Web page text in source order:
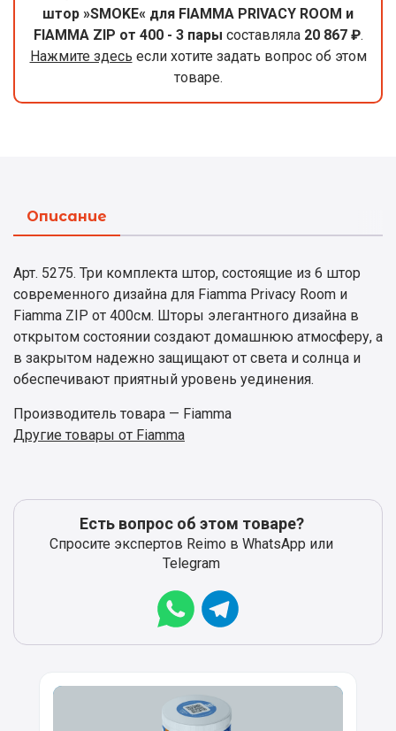
штор »SMOKE« для FIAMMA PRIVACY ROOM и
FIAMMA ZIP от 400 - 3 пары составляла 20 867 ₽.
Нажмите здесь если хотите задать вопрос об этом
товаре.
Описание
Арт. 5275. Три комплекта штор, состоящие из 6 штор
современного дизайна для Fiamma Privacy Room и
Fiamma ZIP от 400см. Шторы элегантного дизайна в
открытом состоянии создают домашнюю атмосферу, а
в закрытом надежно защищают от света и солнца и
обеспечивают приятный уровень уединения.
Производитель товара — Fiamma
Другие товары от Fiamma
Есть вопрос об этом товаре?
Спросите экспертов Reimo в WhatsApp или
Telegram